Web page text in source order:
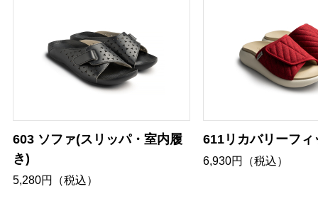
603 ソファ(スリッパ・室内履
き)
5,280円（税込）
611リカバリーフィ
6,930円（税込）